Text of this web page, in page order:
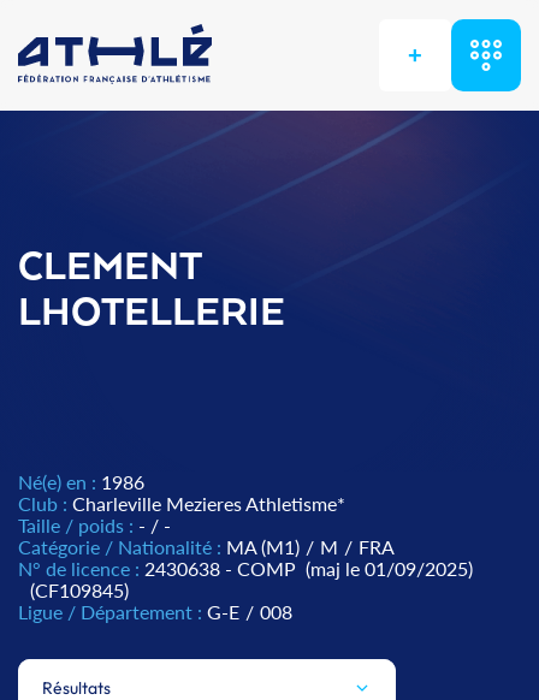
+
CLEMENT
LHOTELLERIE
Né(e) en : 1986
Club : Charleville Mezieres Athletisme*
Taille / poids : - / -
Catégorie / Nationalité : MA (M1) / M / FRA
N° de licence : 2430638 - COMP (maj le 01/09/2025)
(CF109845)
Ligue / Département : G-E / 008
Résultats